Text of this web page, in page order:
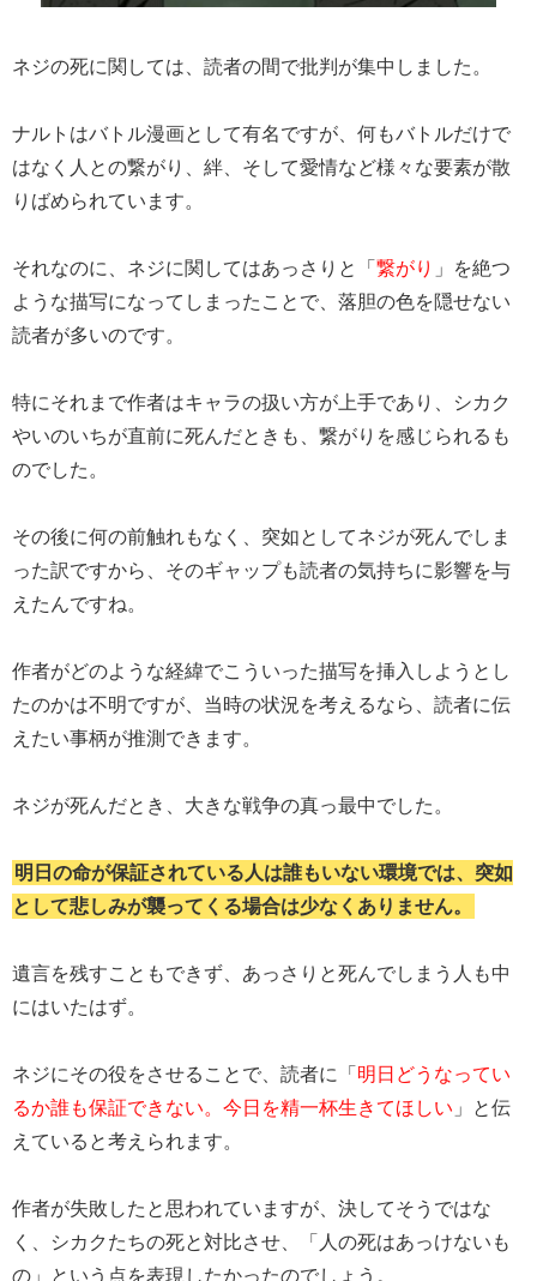
ネジの死に関しては、読者の間で批判が集中しました。
ナルトはバトル漫画として有名ですが、何もバトルだけで
はなく人との繋がり、絆、そして愛情など様々な要素が散
りばめられています。
それなのに、ネジに関してはあっさりと「 繋がり 」を絶つ
ような描写になってしまったことで、落胆の色を隠せない
読者が多いのです。
特にそれまで作者はキャラの扱い方が上手であり、シカク
やいのいちが直前に死んだときも、繋がりを感じられるも
のでした。
その後に何の前触れもなく、突如としてネジが死んでしま
った訳ですから、そのギャップも読者の気持ちに影響を与
えたんですね。
作者がどのような経緯でこういった描写を挿入しようとし
たのかは不明ですが、当時の状況を考えるなら、読者に伝
えたい事柄が推測できます。
ネジが死んだとき、大きな戦争の真っ最中でした。
明日の命が保証されている人は誰もいない環境では、突如
として悲しみが襲ってくる場合は少なくありません。
遺言を残すこともできず、あっさりと死んでしまう人も中
にはいたはず。
ネジにその役をさせることで、読者に「 明日どうなってい
るか誰も保証できない。今日を精一杯生きてほしい 」と伝
えていると考えられます。
作者が失敗したと思われていますが、決してそうではな
く、シカクたちの死と対比させ、「人の死はあっけないも
の」という点を表現したかったのでしょう。